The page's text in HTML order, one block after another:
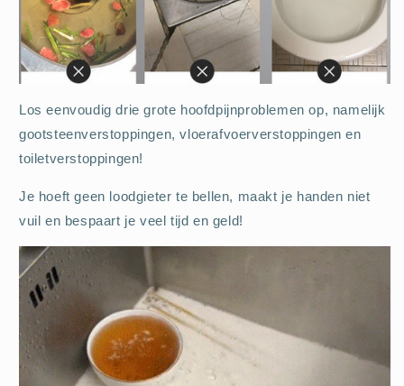
Los eenvoudig drie grote hoofdpijnproblemen op, namelijk
gootsteenverstoppingen, vloerafvoerverstoppingen en
toiletverstoppingen!
Je hoeft geen loodgieter te bellen, maakt je handen niet
vuil en bespaart je veel tijd en geld!